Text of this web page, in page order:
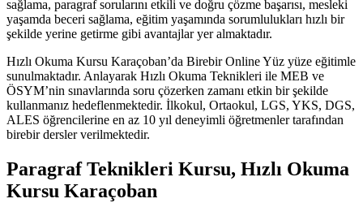
sağlama, paragraf sorularını etkili ve doğru çözme başarısı, mesleki
yaşamda beceri sağlama, eğitim yaşamında sorumlulukları hızlı bir
şekilde yerine getirme gibi avantajlar yer almaktadır.
Hızlı Okuma Kursu Karaçoban’da Birebir Online Yüz yüze eğitimle
sunulmaktadır. Anlayarak Hızlı Okuma Teknikleri ile MEB ve
ÖSYM’nin sınavlarında soru çözerken zamanı etkin bir şekilde
kullanmanız hedeflenmektedir. İlkokul, Ortaokul, LGS, YKS, DGS,
ALES öğrencilerine en az 10 yıl deneyimli öğretmenler tarafından
birebir dersler verilmektedir.
Paragraf Teknikleri Kursu, Hızlı Okuma
Kursu Karaçoban